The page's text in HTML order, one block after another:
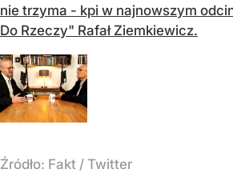
nie trzyma - kpi w najnowszym
Do Rzeczy" Rafał Ziemkiewicz.
Źródło: Fakt / Twitter